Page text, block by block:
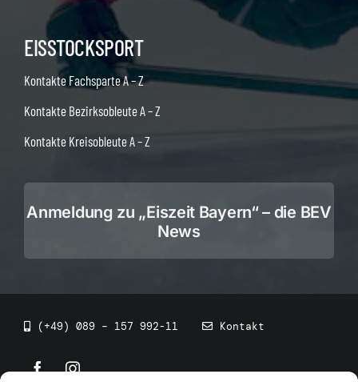
EISSTOCKSPORT
Kontakte Fachsparte A – Z
Kontakte Bezirksobleute A – Z
Kontakte Kreisobleute A – Z
Anmeldung zu „Eiszeit Bayern“ – die BEV
News
(+49) 089 – 157 992-11 Kontakt